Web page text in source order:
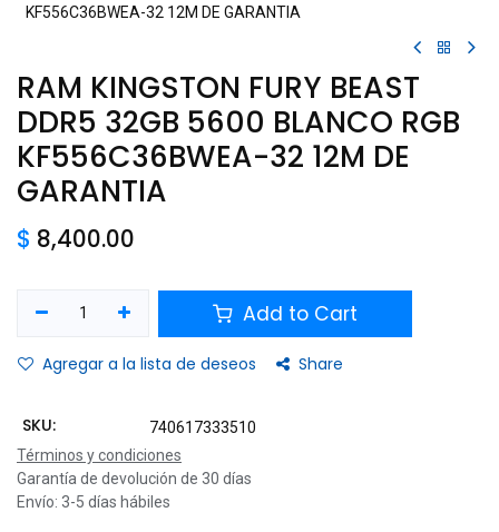
KF556C36BWEA-32 12M DE GARANTIA
RAM KINGSTON FURY BEAST
DDR5 32GB 5600 BLANCO RGB
KF556C36BWEA-32 12M DE
GARANTIA
$ 8,400.00
Add to Cart
Agregar a la lista de deseos Share
SKU:
740617333510
Términos y condiciones
Garantía de devolución de 30 días
Envío: 3-5 días hábiles